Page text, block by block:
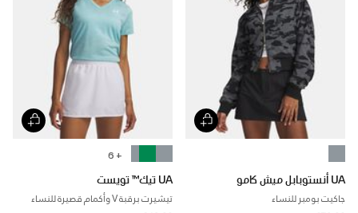
UA أنستوبابل ميش كامو
جاكيت بومبر للنساء
+ 6
UA تيك™ تويست
تيشيرت برقبة V وأكمام قصيرة للنساء